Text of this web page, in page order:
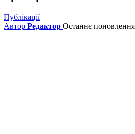
Публікації
Автор Редактор Останнє поновлення